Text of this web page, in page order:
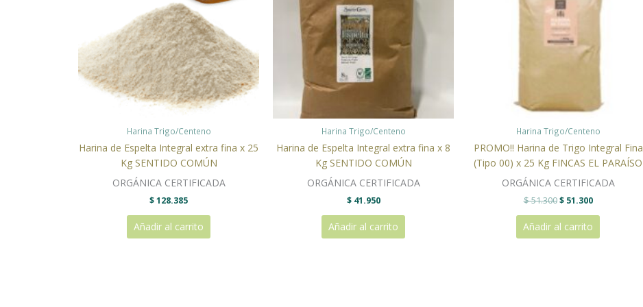
Harina Trigo/Centeno
Harina de Espelta Integral extra fina x 25
Kg SENTIDO COMÚN
ORGÁNICA CERTIFICADA
$128.385
Añadir al carrito
Harina Trigo/Centeno
Harina de Espelta Integral extra fina x 8
Kg SENTIDO COMÚN
ORGÁNICA CERTIFICADA
$41.950
Añadir al carrito
Harina Trigo/Centeno
PROMO!! Harina de Trigo Integral Fina
(Tipo 00) x 25 Kg FINCAS EL PARAÍSO
ORGÁNICA CERTIFICADA
$51.300 $51.300
Añadir al carrito